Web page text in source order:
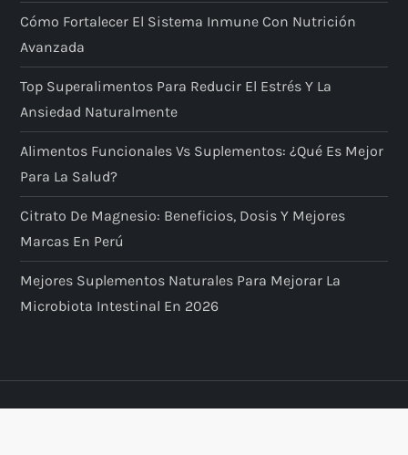
Cómo Fortalecer El Sistema Inmune Con Nutrición
Avanzada
Top Superalimentos Para Reducir El Estrés Y La
Ansiedad Naturalmente
Alimentos Funcionales Vs Suplementos: ¿qué Es Mejor
Para La Salud?
Citrato De Magnesio: Beneficios, Dosis Y Mejores
Marcas En Perú
Mejores Suplementos Naturales Para Mejorar La
Microbiota Intestinal En 2026